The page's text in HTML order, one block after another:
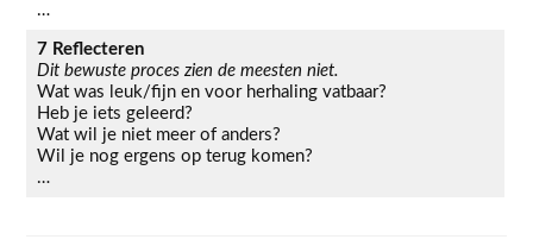
…
7 Reflecteren
Dit bewuste proces zien de meesten niet.
Wat was leuk/fijn en voor herhaling vatbaar?
Heb je iets geleerd?
Wat wil je niet meer of anders?
Wil je nog ergens op terug komen?
…